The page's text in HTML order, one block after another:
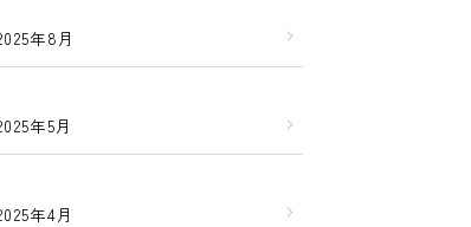
年8月
年5月
年4月